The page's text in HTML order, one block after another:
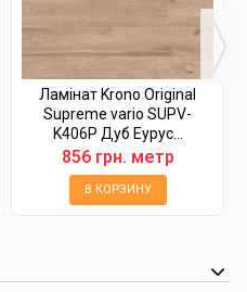
Ламінат Krono Original
Supreme vario SUPV-
K406P Дуб Еурус...
856 грн. метр
В КОРЗИНУ